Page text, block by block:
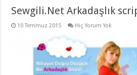
Sewgili.Net Arkadaşlık
10 Temmuz 2015 Hiç Yorum Yok